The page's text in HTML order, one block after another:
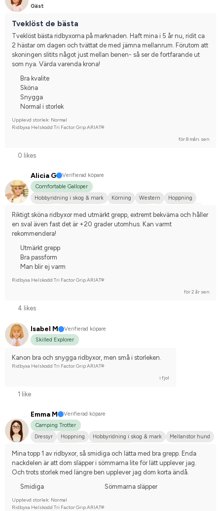
Gäst
Tveklöst de bästa
Tveklöst bästa ridbyxorna på marknaden. Haft mina i 5 år nu, ridit ca
2 hästar om dagen och tvättat de med jämna mellanrum. Förutom att
skoningen slitits något just mellan benen- så ser de fortfarande ut
som nya. Värda varenda krona!
Bra kvalite
Sköna
Snygga
Normal i storlek
Upplevd storlek: Normal
Ridbyxa Helskodd Tri Factor Grip ARIAT®
för 8 mån. sen
0 likes
Alicia G
Verifierad köpare
Comfortable Galloper
Hobbyridning i skog & mark
Körning Western
Hoppning
Riktigt sköna ridbyxor med utmärkt grepp, extremt bekväma och håller
en sval även fast det är +20 grader utomhus. Kan varmt
rekommendera!
Utmärkt grepp
Bra passform
Man blir ej varm
Ridbyxa Helskodd Tri Factor Grip ARIAT®
för 2 år sen
4 likes
Isabel M
Verifierad köpare
Skilled Explorer
Kanon bra och snygga ridbyxor, men små i storleken.
Ridbyxa Helskodd Tri Factor Grip ARIAT®
i fjol
1 like
Emma M
Verifierad köpare
Camping Trotter
Dressyr
Hoppning Hobbyridning i skog & mark
Mellanstor hund
Mina topp 1 av ridbyxor, så smidiga och lätta med bra grepp. Enda
nackdelen är att dom släpper i sömmarna lite för lätt upplever jag.
Och trots storlek med längre ben upplever jag dom korta ändå.
Smidiga
Sömmarna släpper
Upplevd storlek: Normal
Ridbyxa Helskodd Tri Factor Grip ARIAT®